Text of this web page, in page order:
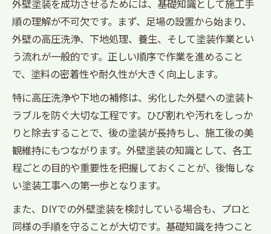
外壁塗装を成功させるためには、基礎知識として施工手
順の理解が不可欠です。まず、足場の設置から始まり、
外壁の高圧洗浄、下地処理、養生、そして塗装作業とい
う流れが一般的です。正しい順序で作業を進めること
で、塗料の密着性や耐久性が大きく向上します。
特に高圧洗浄や下地の補修は、劣化した外壁への塗装ト
ラブルを防ぐ大切な工程です。ひび割れや汚れをしっか
りと除去することで、後の塗装が長持ちし、施工後の美
観維持にもつながります。外壁塗装の知識として、各工
程ごとの目的や重要性を把握しておくことが、後悔しな
い塗装工事への第一歩となります。
また、DIYでの外壁塗装を検討している場合も、プロと
同様の手順を守ることが大切です。基礎知識を持つこと